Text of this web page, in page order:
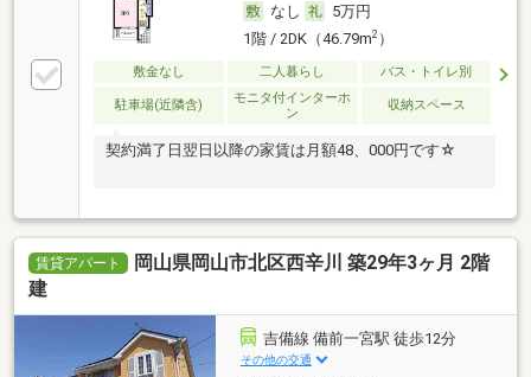
なし
5万円
1階 / 2DK（46.79m2）
敷金なし 二人暮らし バス・トイレ別
駐車場(近隣含)
モニタ付インターホ
ン
収納スペース
契約満了日翌日以降の家賃は月額48、000円です☆
賃貸アパート
岡山県岡山市北区西辛川 築29年3ヶ月 2階
建
吉備線 備前一宮駅 徒歩12分
その他の交通